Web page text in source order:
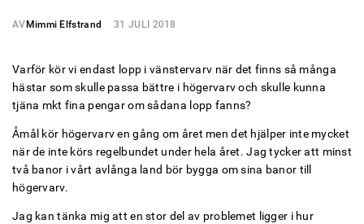
AV Mimmi Elfstrand 31 JULI 2018
Varför kör vi endast lopp i vänstervarv när det finns så många
hästar som skulle passa bättre i högervarv och skulle kunna
tjäna mkt fina pengar om sådana lopp fanns?
Åmål kör högervarv en gång om året men det hjälper inte mycket
när de inte körs regelbundet under hela året. Jag tycker att minst
två banor i vårt avlånga land bör bygga om sina banor till
högervarv.
Jag kan tänka mig att en stor del av problemet ligger i hur